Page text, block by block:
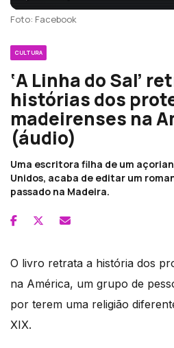
Foto: Facebook
CULTURA
‘A Linha do Sal’
histórias dos
madeirenses na
(áudio)
Uma escritora filha de um
Unidos, acaba de editar um
passado na Madeira.
O livro retrata a história dos
na América, um grupo de
por terem uma religião
XIX.